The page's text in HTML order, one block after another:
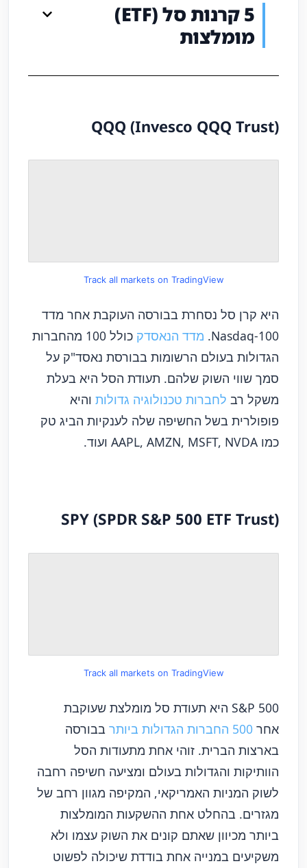
5 קרנות סל (ETF)
מומלצות
QQQ (Invesco QQQ Trust)
Track all markets on TradingView
היא קרן סל נסחרת בבורסה העוקבת אחר מדד
Nasdaq-100. מדד הנאסדק
כולל 100 מהחברות
הגדולות בעולם הרשומות בבורסת נאסד"ק על
סמך שווי השוק שלהם. תעודת הסל היא בעלת
משקל רב לחברות טכנולוגיה גדולות והיא
פופולרית בשל החשיפה שלה לענקיות הביג טק
כמו AAPL, AMZN, MSFT, NVDA ועוד.
SPY (SPDR S&P 500 ETF Trust)
Track all markets on TradingView
S&P 50 0 היא תעודת סל מומלצת שעוקבת
אחר 500 החברות הגדולות ביותר
בבורסה
בארצות הברית. זוהי אחת מתעודות הסל
הוותיקות והגדולות בעולם ומציעה חשיפה רחבה
לשוק המניות האמריקאי, המקיפה מגוון רחב של
מגזרים. בהחלט אחת ההשקעות המומלצות
ביותר מכיוון שאתם קונים את השוק עצמו ולא
משקיעים במנייה אחת בודדת שיכולה לפשוט